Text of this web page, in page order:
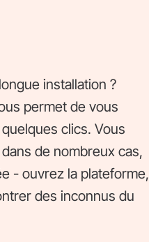
installation ?
permet de vous
clics. Vous
de nombreux cas,
- ouvrez la plateforme,
des inconnus du